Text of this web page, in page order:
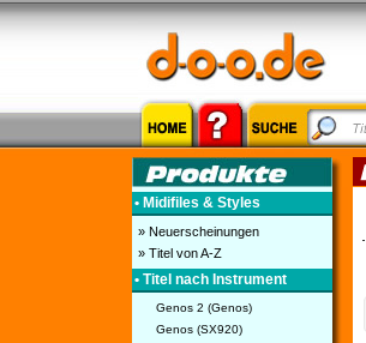
• Midifiles & Styles
» Neuerscheinungen
» Titel von A-Z
• Titel nach Instrument
Genos 2 (Genos)
Genos (SX920)